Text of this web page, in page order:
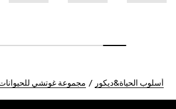
أسلوب الحياة&ديكور مجموعة غوتشي للحيوانات